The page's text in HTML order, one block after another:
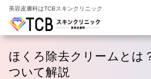
美容皮膚科はTCBスキンクリニック
ほくろ除去クリームとは
ついて解説